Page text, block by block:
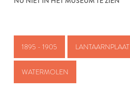
1895 - 1905 LANTAARNPLAAT
WATERMOLEN